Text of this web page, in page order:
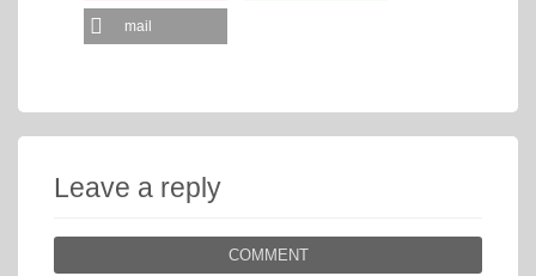
mail
Leave a reply
COMMENT